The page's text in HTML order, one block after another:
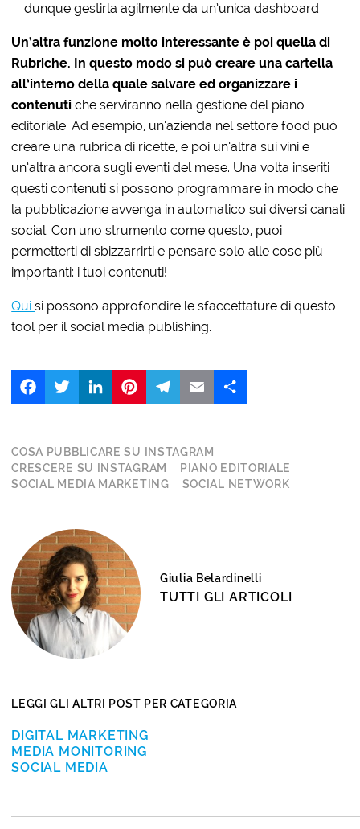
dunque gestirla agilmente da un’unica dashboard
Un’altra funzione molto interessante è poi quella di
Rubriche. In questo modo si può creare unacartella
all’interno della qualesalvare ed organizzare i
contenuti che serviranno nella gestione del piano
editoriale. Ad esempio, un’azienda nel settore food può
creare una rubrica di ricette, e poi un’altra sui vini e
un’altra ancora sugli eventi del mese. Una volta inseriti
questi contenuti si possono programmare in modo che
la pubblicazione avvenga in automatico sui diversi canali
social. Con uno strumento come questo, puoi
permetterti di sbizzarrirti e pensare solo alle cose più
importanti: i tuoi contenuti!
Quisi possono approfondire le sfaccettature di questo
tool per il social media publishing.
FacebookTwitter LinkedIn
COSA PUBBLICARE SU INSTAGRAM
CRESCERE SU INSTAGRAM
PIANO EDITORIALE
SOCIAL MEDIA MARKETING
SOCIAL NETWORK
Giulia Belardinelli
TUTTI GLI ARTICOLI
LEGGI GLI ALTRI POST PER CATEGORIA
DIGITAL MARKETING
MEDIA MONITORING
SOCIAL MEDIA